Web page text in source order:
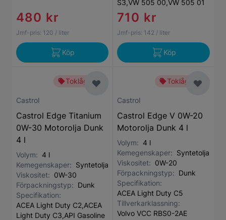
480 kr
Jmf-pris: 120 / liter
Köp
S3,VW 505 00,VW 505 01
710 kr
Jmf-pris: 142 / liter
Köp
Toklågt pris
Castrol
Castrol Edge Titanium
0W-30 Motorolja Dunk
4 l
Volym: 4 l
Kemegenskaper: Syntetolja
Viskositet: 0W-30
Förpackningstyp: Dunk
Specifikation:
ACEA Light Duty C2,ACEA
Light Duty C3,API Gasoline
Toklågt pris
Castrol
Castrol Edge V 0W-20
Motorolja Dunk 4 l
Volym: 4 l
Kemegenskaper: Syntetolja
Viskositet: 0W-20
Förpackningstyp: Dunk
Specifikation:
ACEA Light Duty C5
Tillverkarklassning:
Volvo VCC RBS0-2AE